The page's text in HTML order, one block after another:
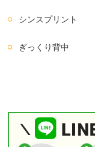
シンスプリント
ぎっくり背中